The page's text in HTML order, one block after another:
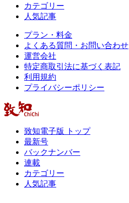
カテゴリー
人気記事
プラン・料金
よくある質問・お問い合わせ
運営会社
特定商取引法に基づく表記
利用規約
プライバシーポリシー
致知電子版 トップ
最新号
バックナンバー
連載
カテゴリー
人気記事